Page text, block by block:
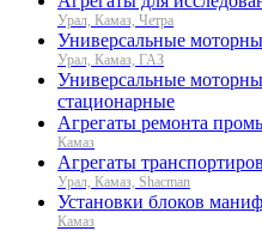
Урал, Камаз, Четра
Универсальные
Урал, Камаз, ГАЗ
Универсальные
стационарные
Агрегаты ремонта
Камаз
Агрегаты
Урал, Камаз, Shacman
Установки блоков
Камаз